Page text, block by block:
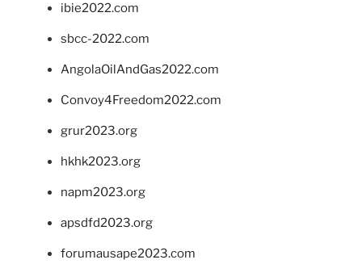
ibie2022.com
sbcc-2022.com
AngolaOilAndGas2022.com
Convoy4Freedom2022.com
grur2023.org
hkhk2023.org
napm2023.org
apsdfd2023.org
forumausape2023.com